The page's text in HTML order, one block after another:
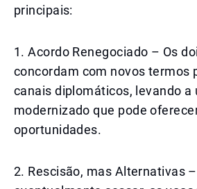
principais:
1. Acordo Renegociado – Os
concordam com novos termos
canais diplomáticos, levando a
modernizado que pode
oportunidades.
2. Rescisão, mas Alternativas